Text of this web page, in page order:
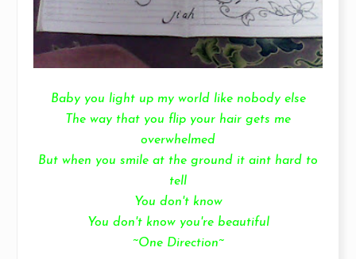
Baby you light up my world like nobody else
The way that you flip your hair gets me
overwhelmed
But when you smile at the ground it aint hard to
tell
You don't know
You don't know you're beautiful
~One Direction~